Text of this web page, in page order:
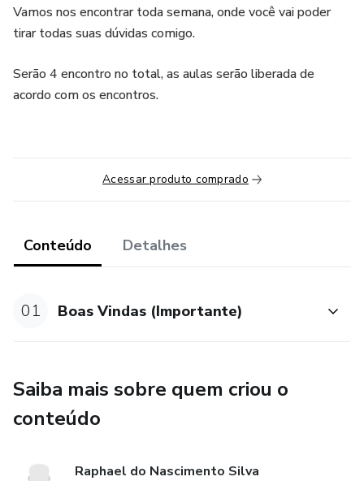
Vamos nos encontrar toda semana, onde você vai poder
tirar todas suas dúvidas comigo.
Serão 4 encontro no total, as aulas serão liberada de
acordo com os encontros.
Acessar produto comprado
Conteúdo Detalhes
01 Boas Vindas (Importante)
Saiba mais sobre quem criou o
conteúdo
Raphael do Nascimento Silva